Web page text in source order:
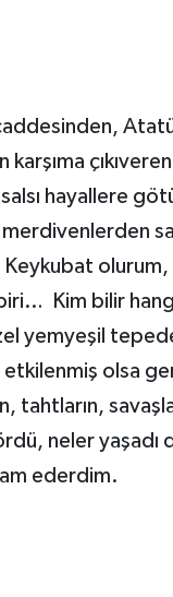
hayallere
olurum,
Kim bilir
yemyeşil
olsa
tahtların,
neler yaşadı
ederdim.